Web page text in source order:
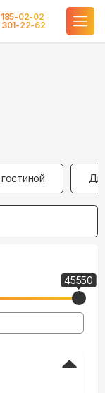
02-02
301-22-62
45550